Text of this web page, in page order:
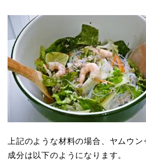
上記のような材料の場合、ヤムウ
成分は以下のようになります。